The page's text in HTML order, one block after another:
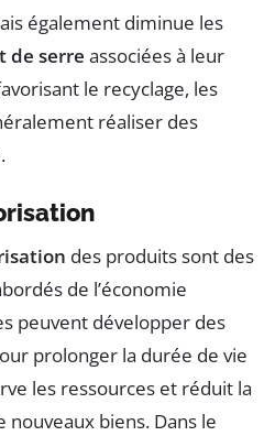
également diminue les
de serre associées à leur
le recyclage, les
réaliser des
des produits sont des
de l’économie
peuvent développer des
prolonger la durée de vie
les ressources et réduit la
biens. Dans le